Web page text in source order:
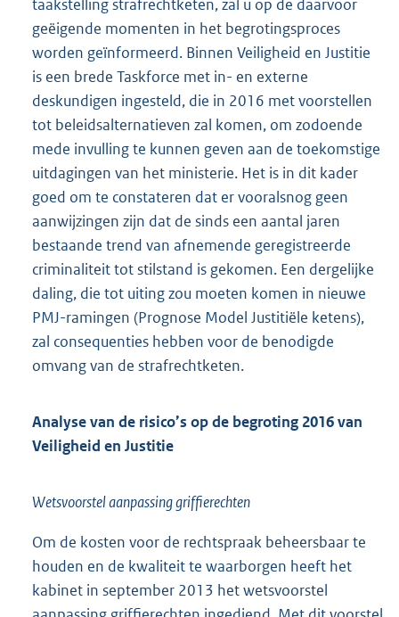
taakstelling strafrechtketen, zal u op de daarvoor
geëigende momenten in het begrotingsproces
worden geïnformeerd. Binnen Veiligheid en Justitie
is een brede Taskforce met in- en externe
deskundigen ingesteld, die in 2016 met voorstellen
tot beleidsalternatieven zal komen, om zodoende
mede invulling te kunnen geven aan de toekomstige
uitdagingen van het ministerie. Het is in dit kader
goed om te constateren dat er vooralsnog geen
aanwijzingen zijn dat de sinds een aantal jaren
bestaande trend van afnemende geregistreerde
criminaliteit tot stilstand is gekomen. Een dergelijke
daling, die tot uiting zou moeten komen in nieuwe
PMJ-ramingen (Prognose Model Justitiële ketens),
zal consequenties hebben voor de benodigde
omvang van de strafrechtketen.
Analyse van de risico’s op de begroting 2016 van
Veiligheid en Justitie
Wetsvoorstel aanpassing griffierechten
Om de kosten voor de rechtspraak beheersbaar te
houden en de kwaliteit te waarborgen heeft het
kabinet in september 2013 het wetsvoorstel